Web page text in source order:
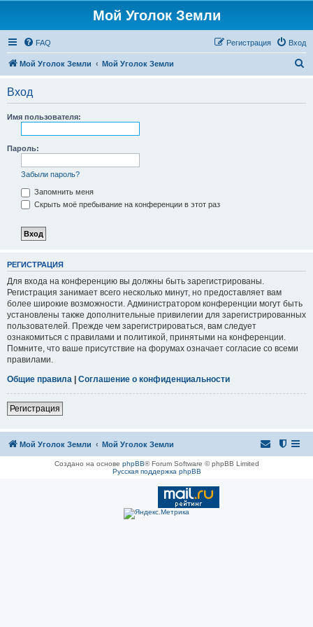
Мой Уголок Земли
FAQ Вход
Регистрация
Мой Уголок Земли Мой Уголок Земли
Вход
Имя пользователя:
Пароль:
Забыли пароль?
Запомнить меня
Скрыть моё пребывание на конференции в этот раз
РЕГИСТРАЦИЯ
Для входа на конференцию вы должны быть зарегистрированы.
Регистрация занимает всего несколько минут, но предоставляет вам
более широкие возможности. Администратором конференции могут быть
установлены также дополнительные привилегии для зарегистрированных
пользователей. Прежде чем зарегистрироваться, вам следует
ознакомиться с правилами и политикой, принятыми на конференции.
Помните, что ваше присутствие на форумах означает согласие со всеми
правилами.
Общие правила | Соглашение о конфиденциальности
Регистрация
Мой Уголок Земли Мой Уголок Земли
Создано на основе phpBB® Forum Software © phpBB Limited
Русская поддержка phpBB